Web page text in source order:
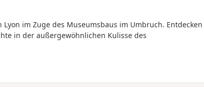
im Zuge des Museumsbaus im Umbruch. Entdecken
in der außergewöhnlichen Kulisse des